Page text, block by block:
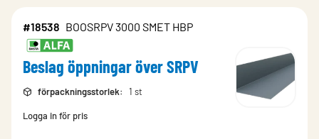
#18538 BOOSRPV 3000 SMET HBP
Beslag öppningar över SRPV
förpackningsstorlek: 1 st
Logga in för pris